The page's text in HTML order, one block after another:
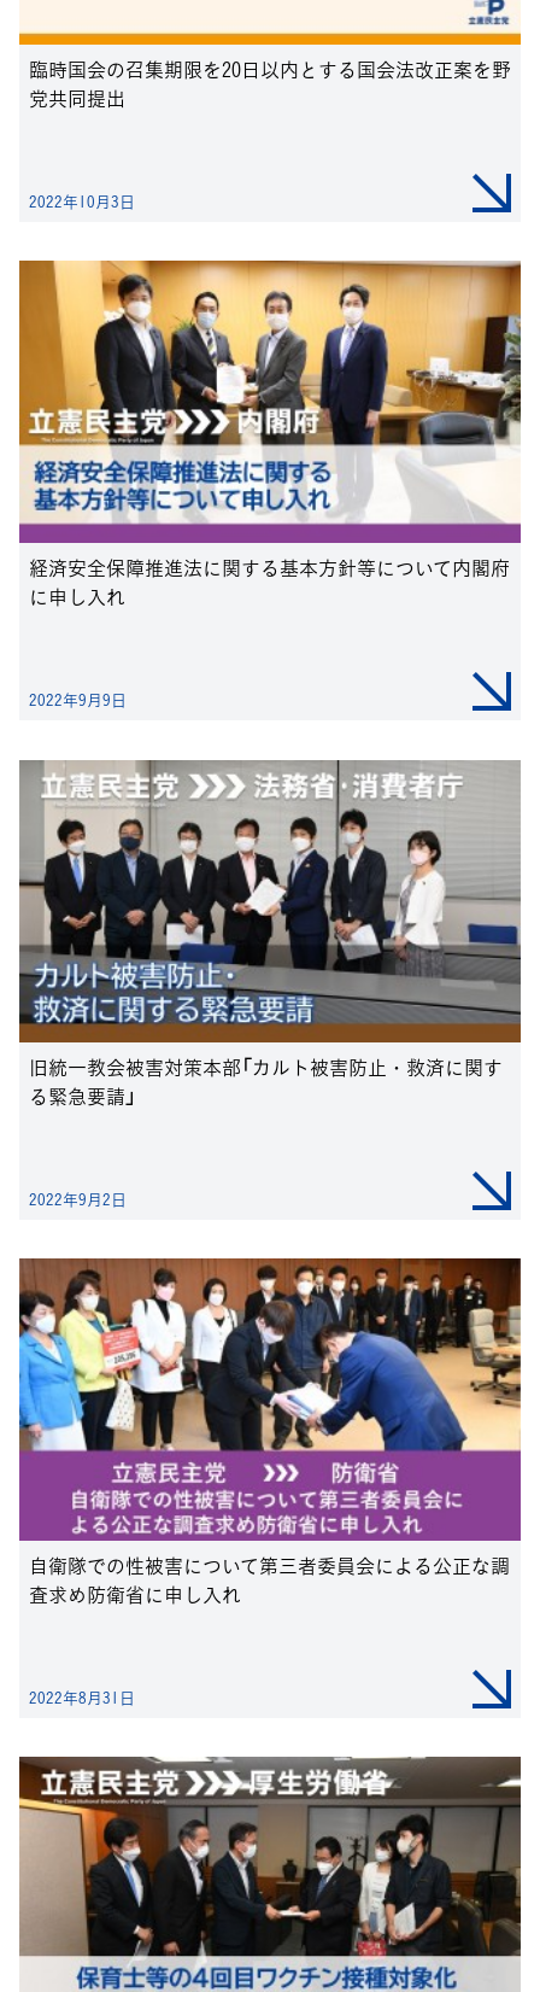
臨時国会の召集期限を20日以内とする国会法改正案を野
党共同提出
2022年10月3日
経済安全保障推進法に関する基本方針等について内閣府
に申し入れ
2022年9月9日
旧統一教会被害対策本部「カルト被害防止・救済に関す
る緊急要請」
2022年9月2日
自衛隊での性被害について第三者委員会による公正な調
査求め防衛省に申し入れ
2022年8月31日